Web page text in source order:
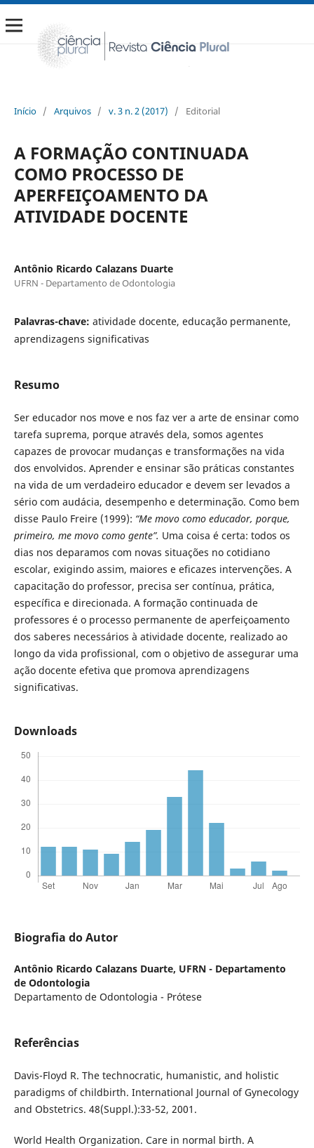
Início / Arquivos / v. 3 n. 2 (2017) / Editorial
A FORMAÇÃO CONTINUADA
COMO PROCESSO DE
APERFEIÇOAMENTO DA
ATIVIDADE DOCENTE
Antônio Ricardo Calazans Duarte
UFRN - Departamento de Odontologia
Palavras-chave: atividade docente, educação permanente,
aprendizagens significativas
Resumo
Ser educador nos move e nos faz ver a arte de ensinar como
tarefa suprema, porque através dela, somos agentes
capazes de provocar mudanças e transformações na vida
dos envolvidos. Aprender e ensinar são práticas constantes
na vida de um verdadeiro educador e devem ser levados a
sério com audácia, desempenho e determinação. Como bem
disse Paulo Freire (1999): “Me movo como educador, porque,
primeiro, me movo como gente”. Uma coisa é certa: todos os
dias nos deparamos com novas situações no cotidiano
escolar, exigindo assim, maiores e eficazes intervenções. A
capacitação do professor, precisa ser contínua, prática,
específica e direcionada. A formação continuada de
professores é o processo permanente de aperfeiçoamento
dos saberes necessários à atividade docente, realizado ao
longo da vida profissional, com o objetivo de assegurar uma
ação docente efetiva que promova aprendizagens
significativas.
Downloads
Biografia do Autor
Antônio Ricardo Calazans Duarte, UFRN - Departamento
de Odontologia
Departamento de Odontologia - Prótese
Referências
Davis-Floyd R. The technocratic, humanistic, and holistic
paradigms of childbirth. International Journal of Gynecology
and Obstetrics. 48(Suppl.):33-52, 2001.
World Health Organization. Care in normal birth. A